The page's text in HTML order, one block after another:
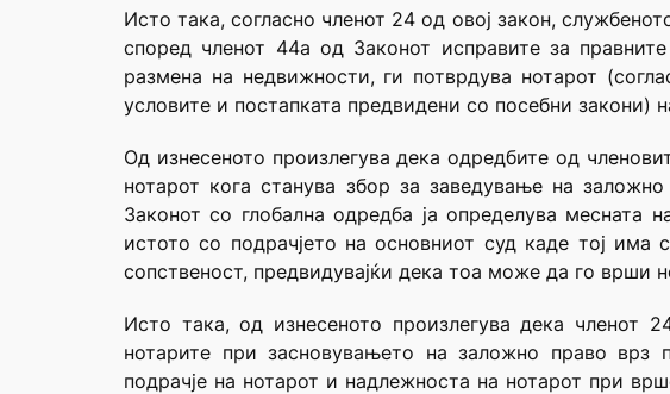
Исто така, согласно членот 24 од овој закон,
според членот 44а од Законот исправите за
размена на недвижности, ги потврдува нотарот
условите и постапката предвидени со посебни закони)
Од изнесеното произлегува дека одредбите од
нотарот кога станува збор за заведување на
Законот со глобална одредба ја определува месната
истото со подрачјето на основниот суд каде тој
сопственост, предвидувајќи дека тоа може да го врши
Исто така, од изнесеното произлегува дека членот
нотарите при засновувањето на заложно право врз
подрачје на нотарот и надлежноста на нотарот при